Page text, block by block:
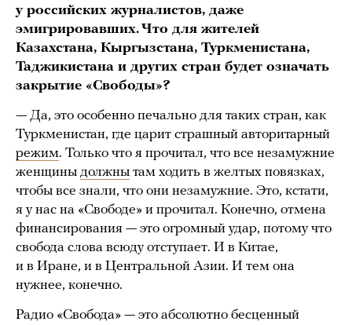
у российских журналистов, даже
эмигрировавших. Что для жителей
Казахстана, Кыргызстана, Туркменистана,
Таджикистана и других стран будет означать
закрытие «Свободы»?
— Да, это особенно печально для таких стран, как
Туркменистан, где царит страшный авторитарный
режим. Только что я прочитал, что все незамужние
женщины должны там ходить в желтых повязках,
чтобы все знали, что они незамужние. Это, кстати,
я у нас на «Свободе» и прочитал. Конечно, отмена
финансирования — это огромный удар, потому что
свобода слова всюду отступает. И в Китае,
и в Иране, и в Центральной Азии. И тем она
нужнее, конечно.
Радио «Свобода» — это абсолютно бесценный